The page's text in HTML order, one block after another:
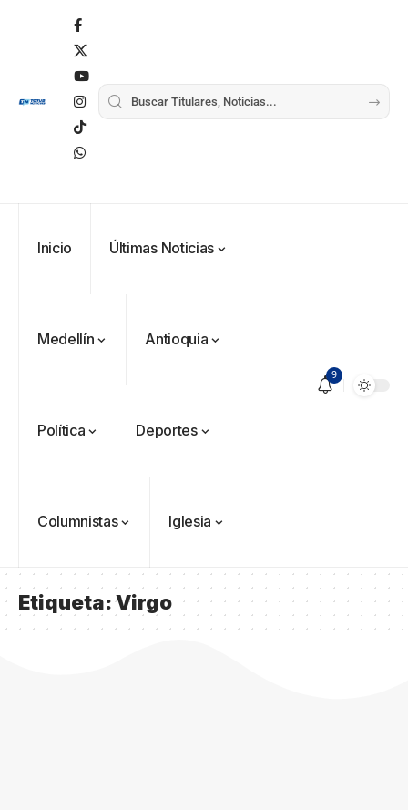
Inicio Últimas Noticias
Medellín Antioquia
Política Deportes
Columnistas Iglesia
9
Etiqueta:Virgo